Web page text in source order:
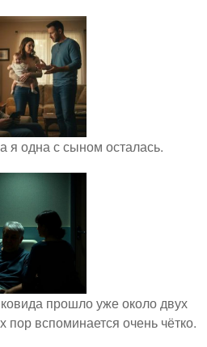
я одна с сыном осталась.
прошло уже около двух
пор вспоминается очень чётко.